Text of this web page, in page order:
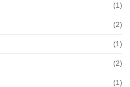
(1)
(2)
(1)
(2)
(1)